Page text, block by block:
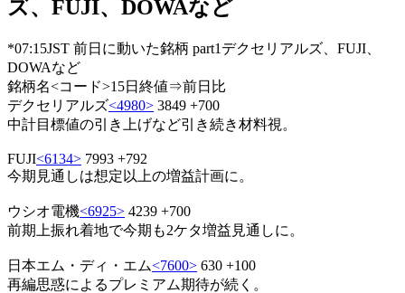
ズ、FUJI、DOWAなど
*07:15JST 前日に動いた銘柄 part1デクセリアルズ、FUJI、
DOWAなど
銘柄名<コード>15日終値⇒前日比
デクセリアルズ<4980> 3849 +700
中計目標値の引き上げなど引き続き材料視。
FUJI<6134> 7993 +792
今期見通しは想定以上の増益計画に。
ウシオ電機<6925> 4239 +700
前期上振れ着地で今期も2ケタ増益見通しに。
日本エム・ディ・エム<7600> 630 +100
再編思惑によるプレミアム期待が続く。